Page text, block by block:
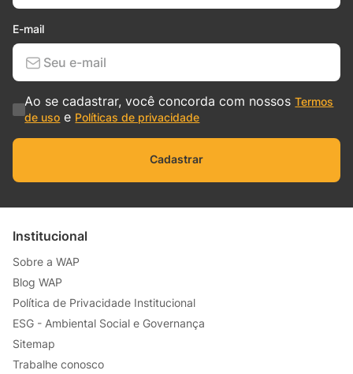
E-mail
Ao se cadastrar, você concorda com nossosTermos
de uso e Políticas de privacidade
Cadastrar
Institucional
Sobre a WAP
Blog WAP
Política de Privacidade Institucional
ESG - Ambiental Social e Governança
Sitemap
Trabalhe conosco